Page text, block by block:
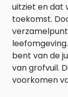
uitziet en dat
toekomst.
bent van de
van grofvuil.
voorkomen